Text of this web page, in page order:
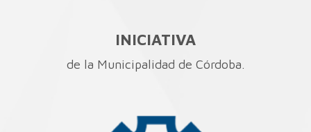
INICIATIVA
de la Municipalidad de Córdoba.